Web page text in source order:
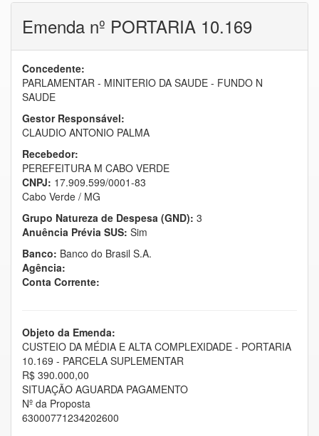
Emenda nº PORTARIA 10.169
Concedente:
PARLAMENTAR - MINITERIO DA SAUDE - FUNDO N
SAUDE
Gestor Responsável:
CLAUDIO ANTONIO PALMA
Recebedor:
PEREFEITURA M CABO VERDE
CNPJ: 17.909.599/0001-83
Cabo Verde / MG
Grupo Natureza de Despesa (GND): 3
Anuência Prévia SUS: Sim
Banco: Banco do Brasil S.A.
Agência:
Conta Corrente:
Objeto da Emenda:
CUSTEIO DA MÉDIA E ALTA COMPLEXIDADE - PORTARIA
10.169 - PARCELA SUPLEMENTAR
R$ 390.000,00
SITUAÇÃO AGUARDA PAGAMENTO
Nº da Proposta
63000771234202600